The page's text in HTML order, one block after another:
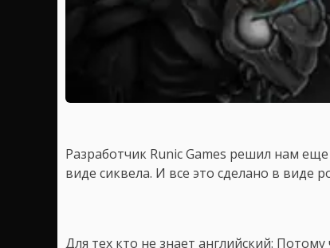
Разработчик Runic Games решил нам
виде сиквела. И все это сделано в виде
Для тех кто не знает английский: